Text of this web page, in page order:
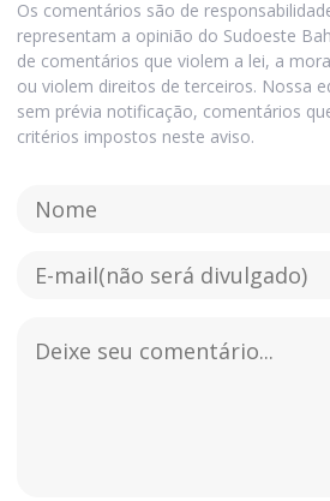
Os comentários são de
representam a opinião do Sudoeste
de comentários que violem a lei, a
ou violem direitos de terceiros. Nossa
sem prévia notificação, comentários
critérios impostos neste aviso.